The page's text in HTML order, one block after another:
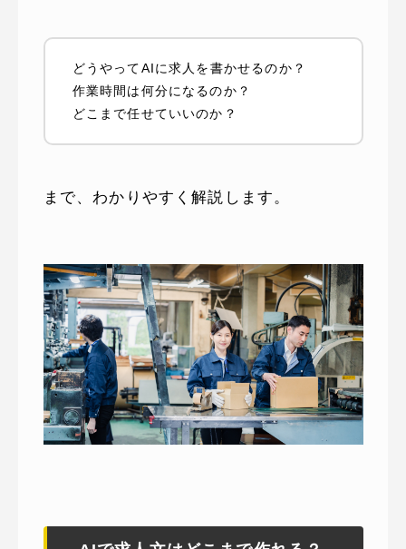
どうやってAIに求人を書かせるのか？
作業時間は何分になるのか？
どこまで任せていいのか？
まで、わかりやすく解説します。